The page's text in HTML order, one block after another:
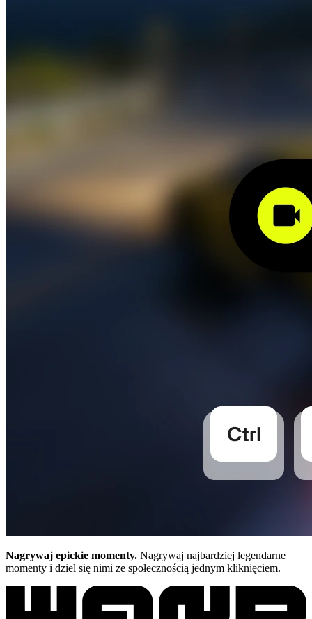
Nagrywaj epickie momenty. Nagrywaj najbardziej legendarne
momenty i dziel się nimi ze społecznością jednym kliknięciem.